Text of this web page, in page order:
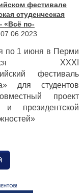
фестивале
студенческая
«Всё по-
07.06.2023
по 1 июня в Перми
XXXI
фестиваль
для студентов
проект
президентской